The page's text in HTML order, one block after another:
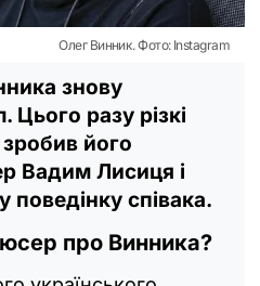
Олег Винник. Фото: Instagram
знову
Цього разу різкі
його
Вадим Лисиця і
поведінку співака.
про Винника?